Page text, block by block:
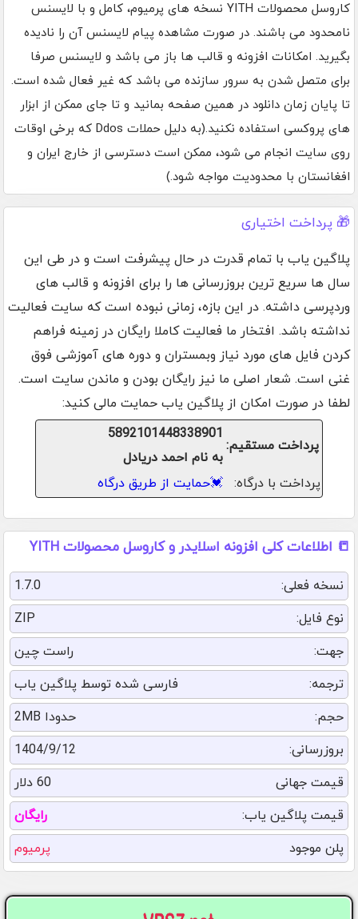
کاروسل محصولات YITH نسخه های پرمیوم، کامل و با لایسنس
نامحدود می باشند. در صورت مشاهده پیام لایسنس آن را نادیده
بگیرید. امکانات افزونه و قالب ها باز می باشد و لایسنس صرفا
برای متصل شدن به سرور سازنده می باشد که غیر فعال شده است.
تا پایان زمان دانلود در همین صفحه بمانید و تا جای ممکن از ابزار
های پروکسی استفاده نکنید.(به دلیل حملات Ddos که برخی اوقات
روی سایت انجام می شود، ممکن است دسترسی از خارج ایران و
افغانستان با محدودیت مواجه شود.)
🎁 پرداخت اختیاری
پلاگین یاب با تمام قدرت در حال پیشرفت است و در طی این
سال ها سریع ترین بروزرسانی ها را برای افزونه و قالب های
وردپرسی داشته. در این بازه، زمانی نبوده است که سایت فعالیت
نداشته باشد. افتخار ما فعالیت کاملا رایگان در زمینه فراهم
کردن فایل های مورد نیاز وبمستران و دوره های آموزشی فوق
غنی است. شعار اصلی ما نیز رایگان بودن و ماندن سایت است.
لطفا در صورت امکان از پلاگین یاب حمایت مالی کنید:
پرداخت مستقیم:
5892101448338901
به نام احمد دریادل
پرداخت با درگاه:
💓حمایت از طریق درگاه
📒 اطلاعات کلی افزونه اسلایدر و کاروسل محصولات YITH
نسخه فعلی:
1.7.0
نوع فایل:
ZIP
جهت:
راست چین
ترجمه:
فارسی شده توسط پلاگین یاب
حجم:
حدودا 2MB
بروزرسانی:
1404/9/12
قیمت جهانی
60 دلار
قیمت پلاگین یاب:
رایگان
پلن موجود
پرمیوم